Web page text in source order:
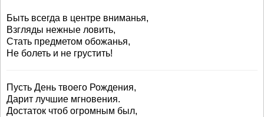
Быть всегда в центре вниманья,
Взгляды нежные ловить,
Стать предметом обожанья,
Не болеть и не грустить!
Пусть День твоего Рождения,
Дарит лучшие мгновения.
Достаток чтоб огромным был,